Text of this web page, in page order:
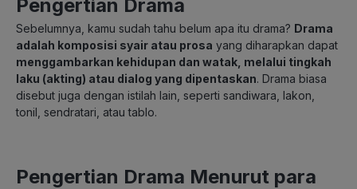
Pengertian Drama
Sebelumnya, kamu sudah tahu belum apa itu drama? Drama
adalah komposisi syair atau prosa yang diharapkan dapat
menggambarkan kehidupan dan watak, melalui tingkah
laku (akting) atau dialog yang dipentaskan. Drama biasa
disebut juga dengan istilah lain, seperti sandiwara, lakon,
tonil, sendratari, atau tablo.
Pengertian Drama Menurut para